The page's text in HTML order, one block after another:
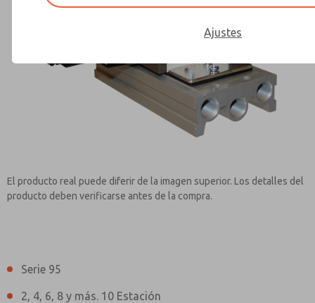
El producto real puede diferir de la imagen superior. Los detalles del
producto deben verificarse antes de la compra.
Serie 95
2, 4, 6, 8 y más. 10 Estación
Contact ROSS Controls for
Ajustes